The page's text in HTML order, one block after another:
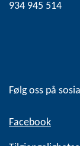
934 945 514
Følg oss på
Facebook